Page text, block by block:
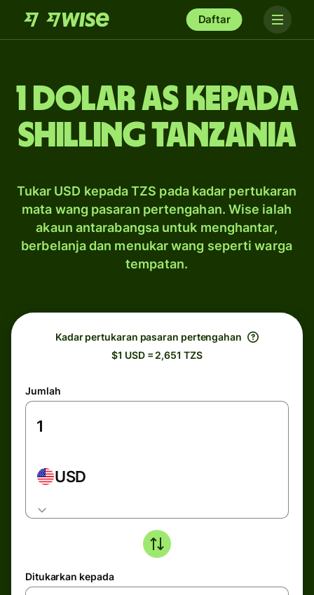
Daftar
1 dolar AS kepada
shilling Tanzania
Tukar USD kepada TZS pada kadar pertukaran
mata wang pasaran pertengahan. Wise ialah
akaun antarabangsa untuk menghantar,
berbelanja dan menukar wang seperti warga
tempatan.
Kadar pertukaran pasaran pertengahan
$1 USD = 2,651 TZS
Jumlah
USD
Ditukarkan kepada